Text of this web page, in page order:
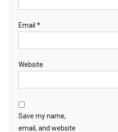
Email *
Website
Save my name,
email, and website